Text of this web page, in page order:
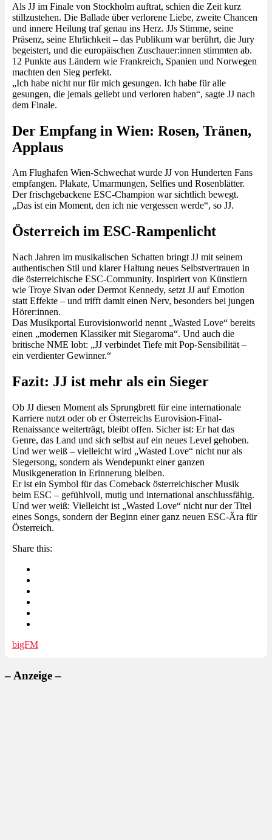
Als JJ im Finale von Stockholm auftrat, schien die Zeit kurz
stillzustehen. Die Ballade über verlorene Liebe, zweite Chancen
und innere Heilung traf genau ins Herz. JJs Stimme, seine
Präsenz, seine Ehrlichkeit – das Publikum war berührt, die Jury
begeistert, und die europäischen Zuschauer:innen stimmten ab.
12 Punkte aus Ländern wie Frankreich, Spanien und Norwegen
machten den Sieg perfekt.
„Ich habe nicht nur für mich gesungen. Ich habe für alle
gesungen, die jemals geliebt und verloren haben“, sagte JJ nach
dem Finale.
Der Empfang in Wien: Rosen, Tränen,
Applaus
Am Flughafen Wien-Schwechat wurde JJ von Hunderten Fans
empfangen. Plakate, Umarmungen, Selfies und Rosenblätter.
Der frischgebackene ESC-Champion war sichtlich bewegt.
„Das ist ein Moment, den ich nie vergessen werde“, so JJ.
Österreich im ESC-Rampenlicht
Nach Jahren im musikalischen Schatten bringt JJ mit seinem
authentischen Stil und klarer Haltung neues Selbstvertrauen in
die österreichische ESC-Community. Inspiriert von Künstlern
wie Troye Sivan oder Dermot Kennedy, setzt JJ auf Emotion
statt Effekte – und trifft damit einen Nerv, besonders bei jungen
Hörer:innen.
Das Musikportal Eurovisionworld nennt „Wasted Love“ bereits
einen „modernen Klassiker mit Siegaroma“. Und auch die
britische NME lobt: „JJ verbindet Tiefe mit Pop-Sensibilität –
ein verdienter Gewinner.“
Fazit: JJ ist mehr als ein Sieger
Ob JJ diesen Moment als Sprungbrett für eine internationale
Karriere nutzt oder ob er Österreichs Eurovision-Final-
Renaissance weiterträgt, bleibt offen. Sicher ist: Er hat das
Genre, das Land und sich selbst auf ein neues Level gehoben.
Und wer weiß – vielleicht wird „Wasted Love“ nicht nur als
Siegersong, sondern als Wendepunkt einer ganzen
Musikgeneration in Erinnerung bleiben.
Er ist ein Symbol für das Comeback österreichischer Musik
beim ESC – gefühlvoll, mutig und international anschlussfähig.
Und wer weiß: Vielleicht ist „Wasted Love“ nicht nur der Titel
eines Songs, sondern der Beginn einer ganz neuen ESC-Ära für
Österreich.
Share this:
bigFM
– Anzeige –